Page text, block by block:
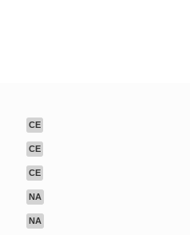
CE
CE
CE
NA
NA